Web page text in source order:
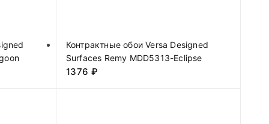
Контрактные обои Versa Designed
Surfaces Remy MDD5313-Eclipse
1376₽